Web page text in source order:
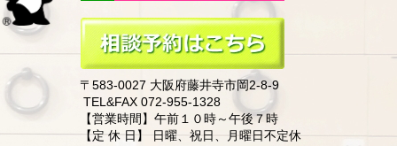
〒583-0027 大阪府藤井寺市岡2-8-9
TEL&FAX 072-955-1328
【営業時間】午前１０時～午後７時
【定 休 日】 日曜、祝日、月曜日不定休